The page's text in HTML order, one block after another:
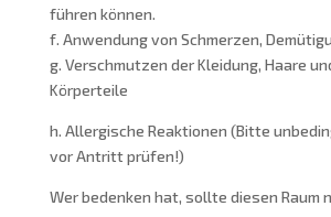
führen können.
f. Anwendung von Schmerzen,
g. Verschmutzen der Kleidung, Haare
Körperteile
h. Allergische Reaktionen (Bitte
vor Antritt prüfen!)
Wer bedenken hat, sollte diesen Raum